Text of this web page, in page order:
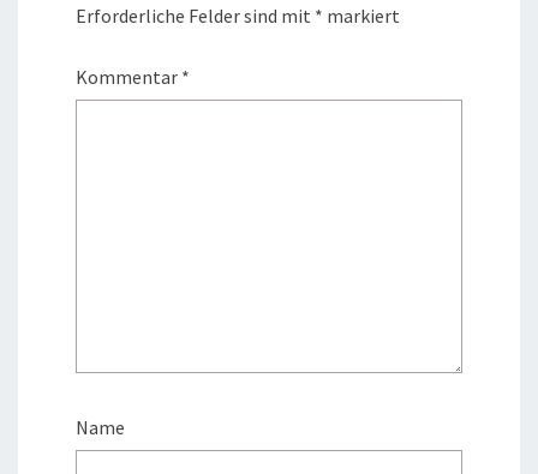
Erforderliche Felder sind mit * markiert
Kommentar *
Name